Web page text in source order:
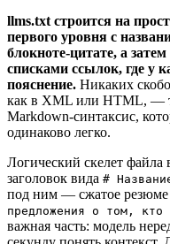
llms.txt строится на
первого уровня с
блокноте-цитате, а
списками ссылок, где у
пояснение. Никаких
как в XML или HTML, —
Markdown-синтаксис,
одинаково легко.
Логический скелет
заголовок вида #
под ним — сжатое резюме
предложения о том, кто
важная часть: модель